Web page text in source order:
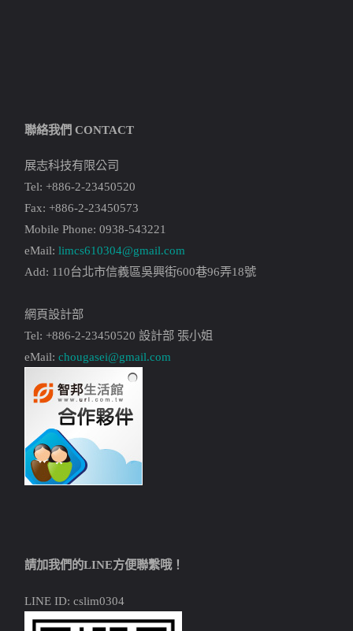
聯絡我們 CONTACT
展志科技有限公司
Tel: +886-2-23450520
Fax: +886-2-23450573
Mobile Phone: 0938-543221
eMail: limcs610304@gmail.com
Add: 110台北市信義區吳興街600巷96弄18號
網頁設計部
Tel: +886-2-23450520 設計部 張小姐
eMail: chougasei@gmail.com
請加我們的LINE方便聯繫哦！
LINE ID: cslim0304